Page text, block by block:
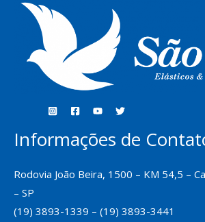
Informações de
Rodovia João Beira, 1500 – KM 54,5 –
– SP
(19) 3893-1339 – (19) 3893-3441